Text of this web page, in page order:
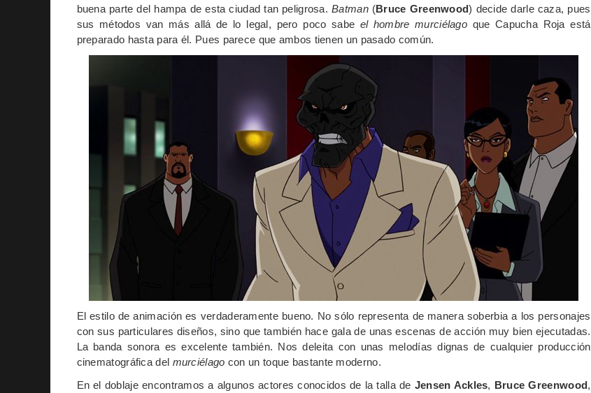
buena parte del hampa de esta ciudad tan peligrosa.Batman(Bruce Greenwood) decide darle caza, pues
sus métodos van más allá de lo legal, pero poco sabe el hombre murciélago que Capucha Roja está
preparado hasta para él. Pues parece que ambos tienen un pasado común.
El estilo de animación es verdaderamente bueno. No sólo representa de manera soberbia a los personajes
con sus particulares diseños, sino que también hace gala de unas escenas de acción muy bien ejecutadas.
La banda sonora es excelente también. Nos deleita con unas melodías dignas de cualquier producción
cinematográfica del murciélago con un toque bastante moderno.
En el doblaje encontramos a algunos actores conocidos de la talla de Jensen Ackles, Bruce Greenwood,